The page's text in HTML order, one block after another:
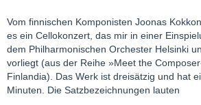
Vom finnischen Komponisten Joonas
es ein Cellokonzert, das mir in einer
dem Philharmonischen Orchester Helsinki
vorliegt (aus der Reihe »Meet the
Finlandia). Das Werk ist dreisätzig und hat
Minuten. Die Satzbezeichnungen lauten